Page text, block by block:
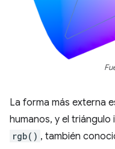
La forma más externa
humanos, y el
rgb() , también